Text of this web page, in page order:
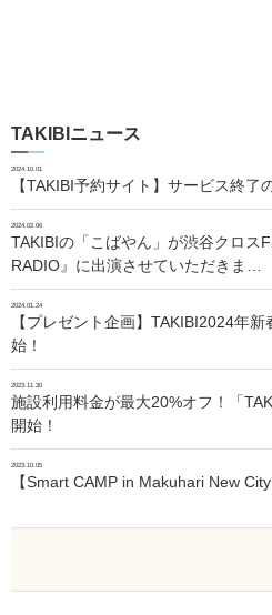
TAKIBIニュース
2024.10.01
【TAKIBI予約サイト】サービス終了
2024.02.06
TAKIBIの「こばやん」が渋谷クロス
RADIO』に出演させていただきま…
2024.01.24
【プレゼント企画】TAKIBI2024年
始！
2023.11.30
施設利用料金が最大20%オフ！「
開始！
2023.10.05
【Smart CAMP in Makuhari New